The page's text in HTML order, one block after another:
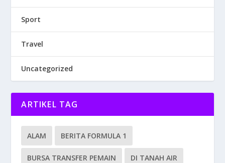
Sport
Travel
Uncategorized
ARTIKEL TAG
ALAM BERITA FORMULA 1
BURSA TRANSFER PEMAIN DI TANAH AIR